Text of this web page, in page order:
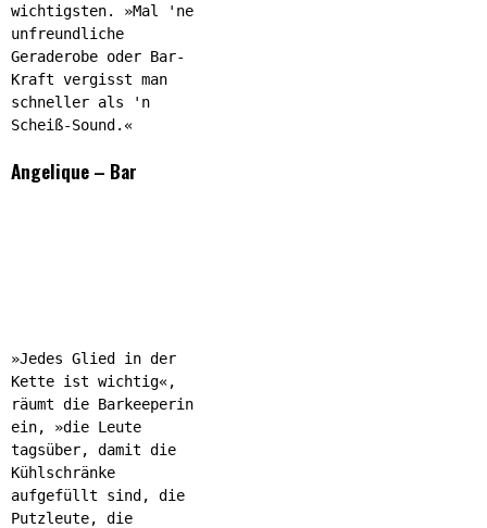
wichtigsten. »Mal 'ne
unfreundliche
Geraderobe oder Bar-
Kraft vergisst man
schneller als 'n
Scheiß-Sound.«
Angelique – Bar
»Jedes Glied in der
Kette ist wichtig«,
räumt die Barkeeperin
ein, »die Leute
tagsüber, damit die
Kühlschränke
aufgefüllt sind, die
Putzleute, die